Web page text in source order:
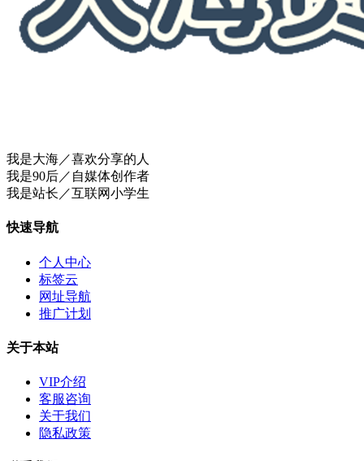
我是大海／喜欢分享的人
我是90后／自媒体创作者
我是站长／互联网小学生
快速导航
个人中心
标签云
网址导航
推广计划
关于本站
VIP介绍
客服咨询
关于我们
隐私政策